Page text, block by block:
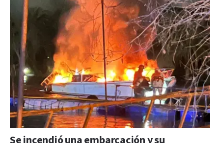
Se incendió una embarcación y su